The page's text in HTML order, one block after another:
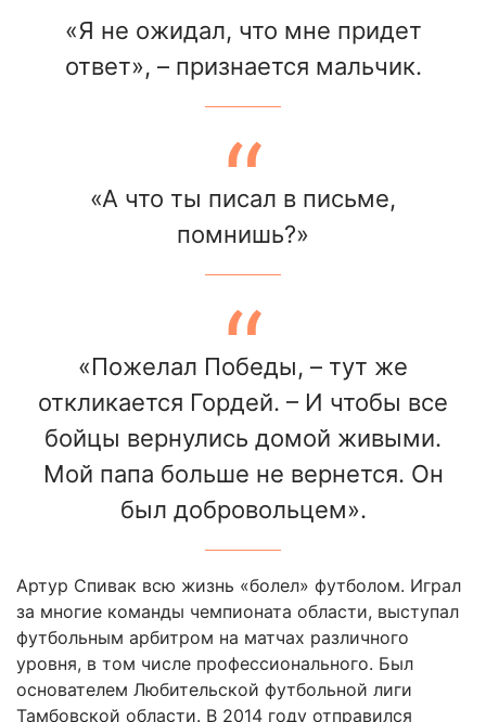
«Я не ожидал, что мне придет
ответ», – признается мальчик.
«А что ты писал в письме,
помнишь?»
«Пожелал Победы, – тут же
откликается Гордей. – И чтобы все
бойцы вернулись домой живыми.
Мой папа больше не вернется. Он
был добровольцем».
Артур Спивак всю жизнь «болел» футболом. Играл
за многие команды чемпионата области, выступал
футбольным арбитром на матчах различного
уровня, в том числе профессионального. Был
основателем Любительской футбольной лиги
Тамбовской области. В 2014 году отправился